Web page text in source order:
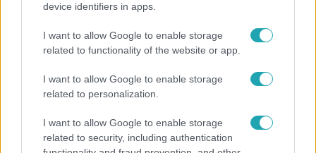
device identifiers in apps.
I want to allow Google to enable storage
related to functionality of the website or app.
I want to allow Google to enable storage
related to personalization.
I want to allow Google to enable storage
related to security, including authentication
Megyeri Csilla és Nico elszöktek otthonról